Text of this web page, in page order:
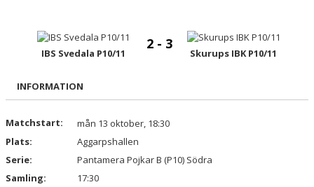
IBS Svedala P10/11
2 - 3
Skurups IBK P10/11
INFORMATION
Matchstart:
mån 13 oktober, 18:30
Plats:
Aggarpshallen
Serie:
Pantamera Pojkar B (P10) Södra
Samling:
17:30